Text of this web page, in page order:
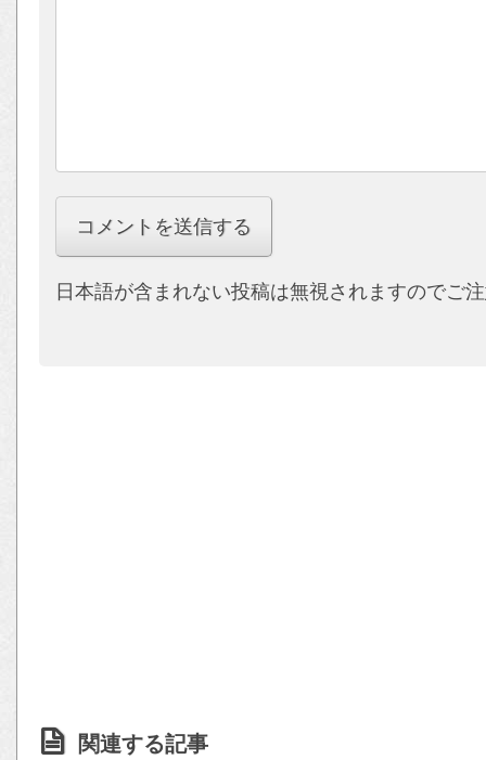
日本語が含まれない投稿は無視されますのでご
関連する記事